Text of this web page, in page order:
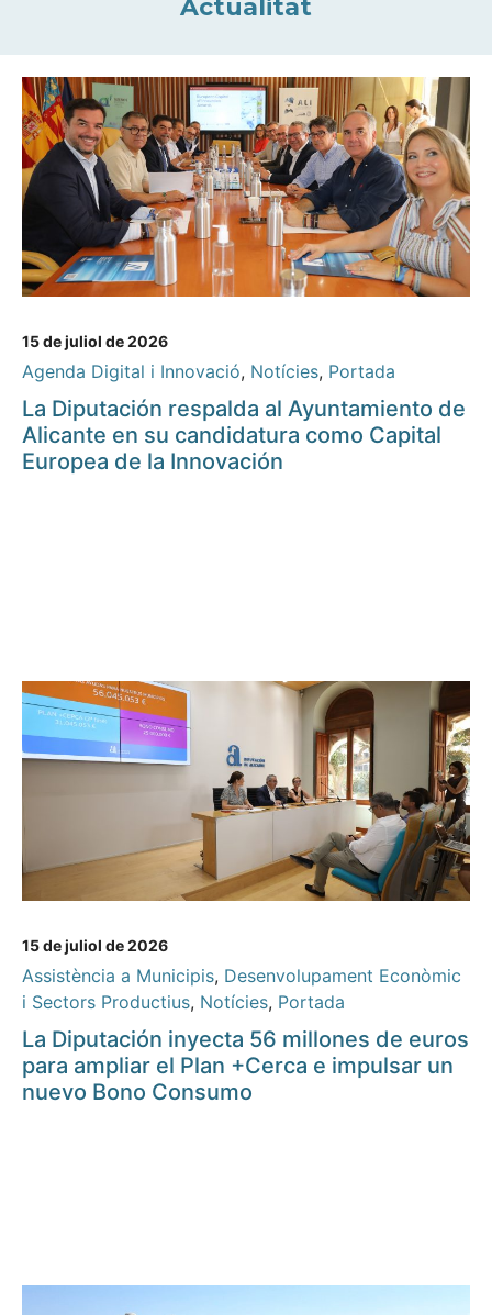
Actualitat
15 de juliol de 2026
Agenda Digital i Innovació, Notícies, Portada
La Diputación respalda al Ayuntamiento de
Alicante en su candidatura como Capital
Europea de la Innovación
15 de juliol de 2026
Assistència a Municipis, Desenvolupament Econòmic
i Sectors Productius, Notícies, Portada
La Diputación inyecta 56 millones de euros
para ampliar el Plan +Cerca e impulsar un
nuevo Bono Consumo